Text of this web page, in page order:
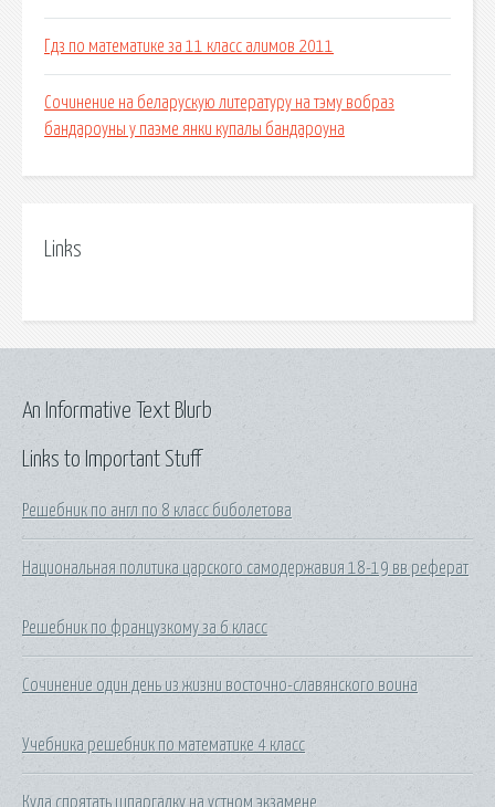
Гдз по математике за 11 класс алимов 2011
Сочинение на беларускую литературу на тэму вобраз
бандароуны у паэме янки купалы бандароуна
Links
Links to Important Stuff
Решебник по англ по 8 класс биболетова
Национальная политика царского самодержавия 18-19 вв реферат
Решебник по французкому за 6 класс
Сочинение один день из жизни восточно-славянского воина
Учебника решебник по математике 4 класс
Куда спрятать шпаргалку на устном экзамене
An Informative Text Blurb